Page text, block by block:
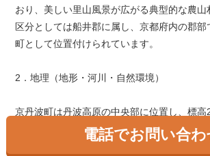
おり、美しい里山風景が広がる典型的な農山
区分としては船井郡に属し、京都府内の郡部
町として位置付けられています。
2．地理（地形・河川・自然環境）
京丹波町は丹波高原の中央部に位置し、標
の起伏に富んだ地形が特徴です。町域の大部
で構成されており、由良川水系の上流域にあ
電話でお問い合わ